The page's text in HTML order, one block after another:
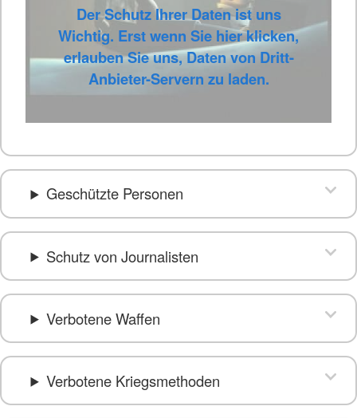
Der Schutz Ihrer Daten ist uns
Wichtig. Erst wenn Sie hier klicken,
erlauben Sie uns, Daten von Dritt-
Anbieter-Servern zu laden.
Geschützte Personen
Schutz von Journalisten
Verbotene Waffen
Verbotene Kriegsmethoden